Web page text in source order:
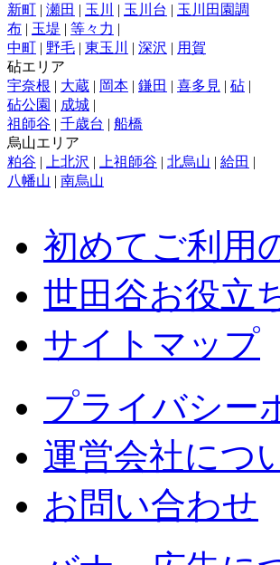
新町 | 瀬田 | 玉川 | 玉川台 | 玉川田園調
布 | 玉堤 | 等々力 |
中町 | 野毛 | 東玉川 | 深沢 | 用賀
砧エリア
宇奈根 | 大蔵 | 岡本 | 鎌田 | 喜多見 | 砧 |
砧公園 | 成城 |
祖師谷 | 千歳台 | 船橋
烏山エリア
粕谷 | 上北沢 | 上祖師谷 | 北烏山 | 給田 |
八幡山 | 南烏山
初めてご利用
世田谷お役立
サイトマップ
プライバシー
運営会社につ
お問い合わせ